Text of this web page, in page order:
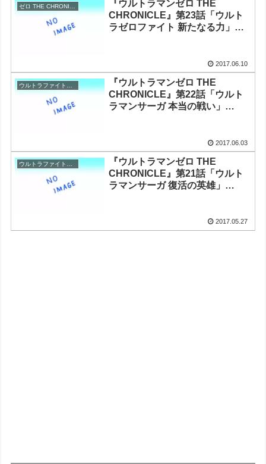
『ウルトラマンゼロ THE
CHRONICLE』第23話「ウルト
ラゼロファイト 新たなる力」感
2017.06.10
『ウルトラマンゼロ THE
CHRONICLE』第22話「ウルト
ラマンサーガ 本当の戦い」
2017.06.03
ウルトラファイトオーブ
『ウルトラマンゼロ THE
CHRONICLE』第21話「ウルト
ラマンサーガ 復活の英雄」
2017.05.27